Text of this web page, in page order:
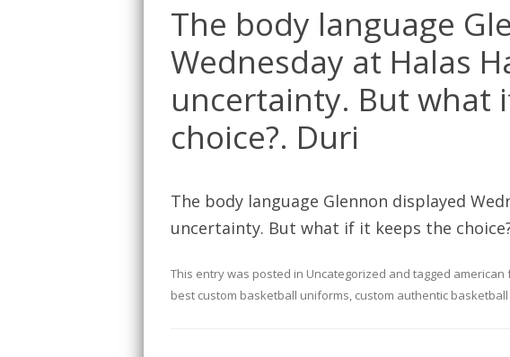
The body language
Wednesday at Halas
uncertainty. But what
choice?. Duri
The body language Glennon displayed
uncertainty. But what if it keeps the
This entry was posted in Uncategorized and tagged american
best custom basketball uniforms, custom authentic